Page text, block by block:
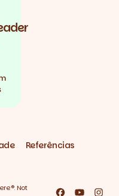
Referências
Not
Facebook
YouTube